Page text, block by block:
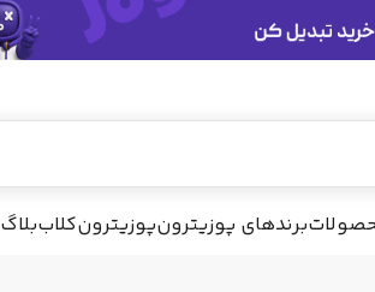
برندهای پوزیترونپوزیترون‌کلاببلاگ